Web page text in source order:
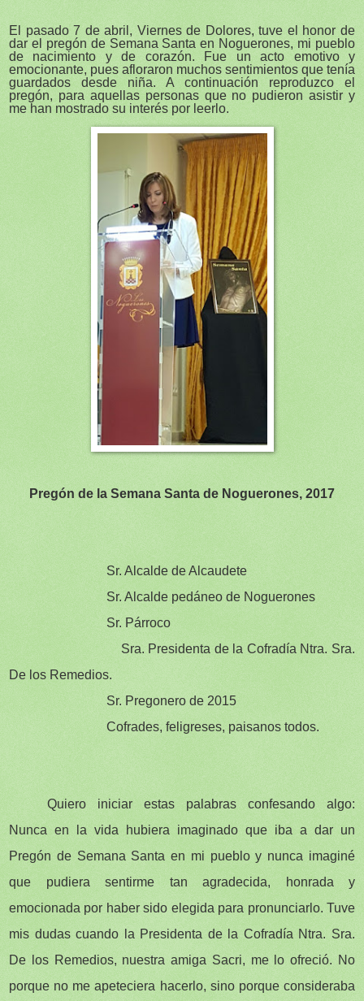
El pasado 7 de abril, Viernes de Dolores, tuve el honor de
dar el pregón de Semana Santa en Noguerones, mi pueblo
de nacimiento y de corazón. Fue un acto emotivo y
emocionante, pues afloraron muchos sentimientos que tenía
guardados desde niña. A continuación reproduzco el
pregón, para aquellas personas que no pudieron asistir y
me han mostrado su interés por leerlo.
Pregón de la Semana Santa de Noguerones, 2017
Sr. Alcalde de Alcaudete
Sr. Alcalde pedáneo de Noguerones
Sr. Párroco
Sra. Presidenta de la Cofradía Ntra. Sra.
De los Remedios.
Sr. Pregonero de 2015
Cofrades, feligreses, paisanos todos.
Quiero iniciar estas palabras confesando algo:
Nunca en la vida hubiera imaginado que iba a dar un
Pregón de Semana Santa en mi pueblo y nunca imaginé
que pudiera sentirme tan agradecida, honrada y
emocionada por haber sido elegida para pronunciarlo. Tuve
mis dudas cuando la Presidenta de la Cofradía Ntra. Sra.
De los Remedios, nuestra amiga Sacri, me lo ofreció. No
porque no me apeteciera hacerlo, sino porque consideraba